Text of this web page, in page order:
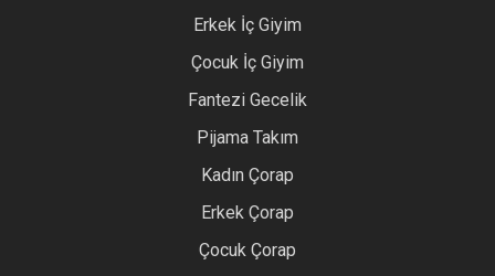
Erkek İç Giyim
Çocuk İç Giyim
Fantezi Gecelik
Pijama Takım
Kadın Çorap
Erkek Çorap
Çocuk Çorap